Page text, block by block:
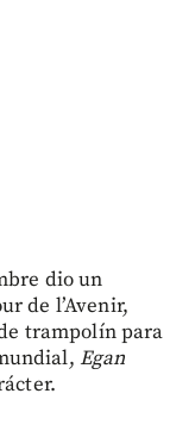
dio un
de l’Avenir,
trampolín para
Egan